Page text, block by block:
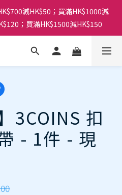
減HK$50；買滿HK$1000減
；買滿HK$1500減HK$150
3COINS 扣
- 1件 - 現